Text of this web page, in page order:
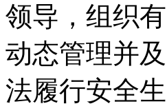
领导，组织
动态管理并
法履行安全